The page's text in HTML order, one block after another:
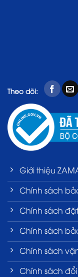
Theo dõi:
Giới thiệu
Chính sách
Chính sách
Chính sách
Chính sách
Chính sách